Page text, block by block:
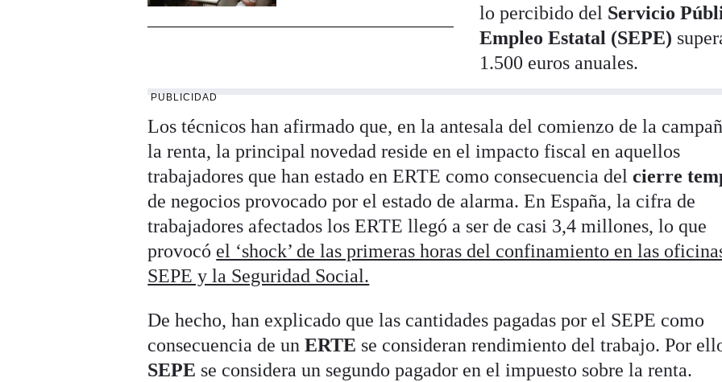
lo percibido del Servicio
Empleo Estatal (SEPE)
1.500 euros anuales.
PUBLICIDAD
Los técnicos han afirmado que, en la antesala del comienzo de la
la renta, la principal novedad reside en el impacto fiscal en aquellos
trabajadores que han estado en ERTE como consecuencia delcierre
de negocios provocado por el estado de alarma. En España, la cifra de
trabajadores afectados los ERTE llegó a ser de casi 3,4 millones, lo que
provocó el ‘shock’ de las primeras horas del confinamiento en las
SEPE y la Seguridad Social.
De hecho, han explicado que las cantidades pagadas por el SEPE como
consecuencia de unERTE se consideran rendimiento del trabajo. Por
SEPE se considera un segundo pagador en el impuesto sobre la renta.